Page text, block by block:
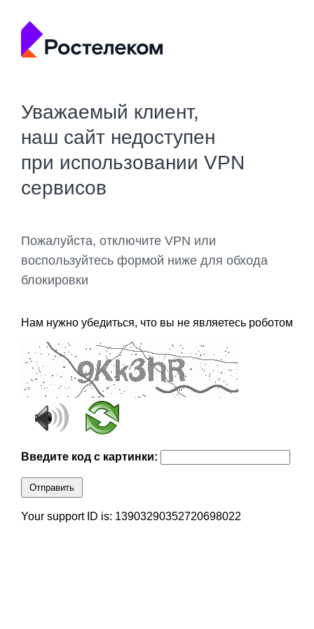
Уважаемый клиент,
наш сайт недоступен
при использовании VPN
сервисов
Пожалуйста, отключите VPN или
воспользуйтесь формой ниже для обхода
блокировки
Нам нужно убедиться, что вы не являетесь роботом
Введите код с картинки:
Отправить
Your support ID is: 13903290352720698022